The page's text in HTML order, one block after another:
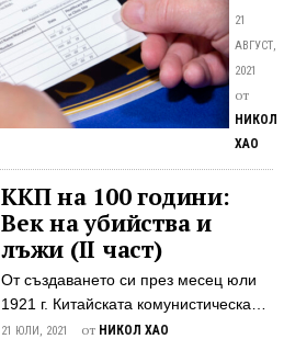
от
в
САЩ
са
иззели
повече
от
срещу
21
АВГУСТ,
2021
от
НИКОЛ
ХАО
ККП на 100 години:
Век на убийства и
лъжи (II част)
От създаването си през месец юли
1921 г. Китайската комунистическа
партия (ККП) сее смърт и разруха
21 ЮЛИ, 2021 от НИКОЛ ХАО